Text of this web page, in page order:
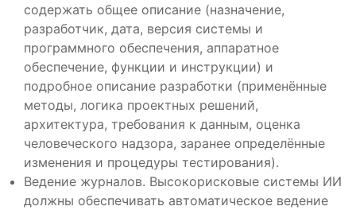
содержать общее описание (назначение,
разработчик, дата, версия системы и
программного обеспечения, аппаратное
обеспечение, функции и инструкции) и
подробное описание разработки (применённые
методы, логика проектных решений,
архитектура, требования к данным, оценка
человеческого надзора, заранее определённые
изменения и процедуры тестирования).
Ведение журналов. Высокорисковые системы ИИ
должны обеспечивать автоматическое ведение